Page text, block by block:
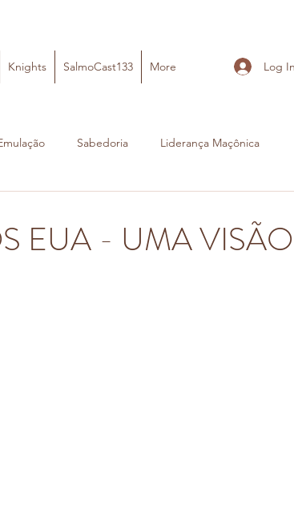
Knights SalmoCast133 More Log In
Sabedoria Liderança Maçônica
EUA - UMA VISÃO